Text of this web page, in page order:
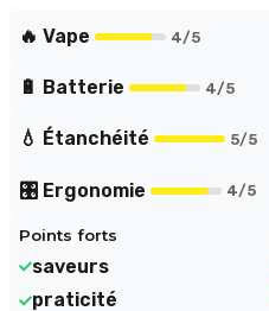
Pêche**. Transformez
🔥 Vape 4/5
🔋 Batterie 4/5
💧 Étanchéité 5/5
🎛️ Ergonomie 4/5
Points forts
saveurs
praticité